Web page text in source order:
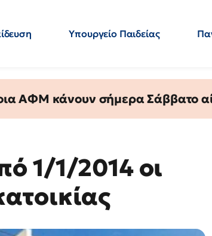
Υπουργείο Παιδείας
ΑΦΜ κάνουν σήμερα Σάββατο
1/1/2014 οι